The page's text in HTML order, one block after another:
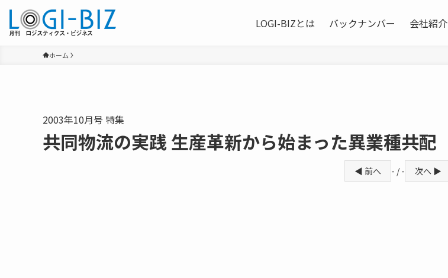
LOGI-BIZとは バックナンバー 会社紹介
ホーム
2003年10月号 特集
共同物流の実践 生産革新から始まった異業種共配
◀ 前へ - / - 次へ ▶